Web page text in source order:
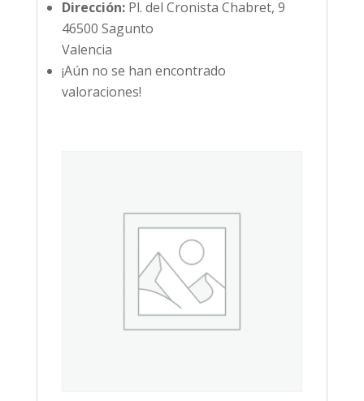
Dirección: Pl. del Cronista Chabret, 9
46500 Sagunto
Valencia
¡Aún no se han encontrado
valoraciones!